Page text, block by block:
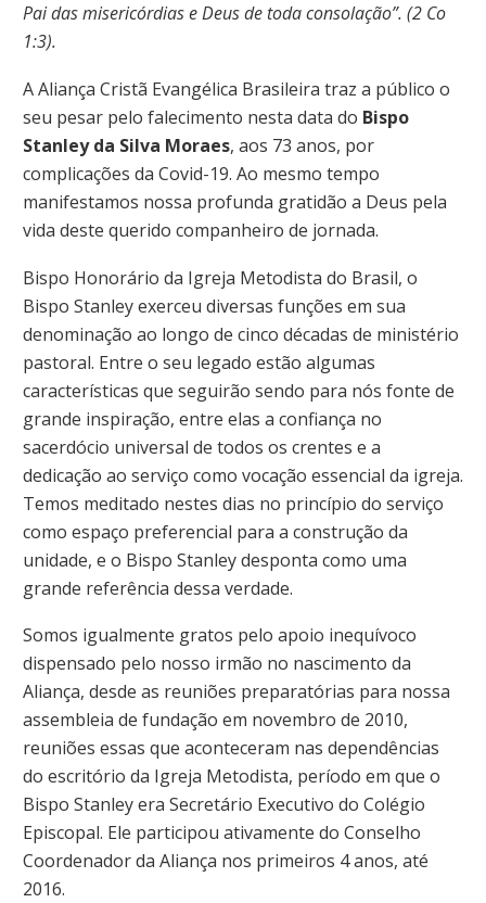
Pai das misericórdias e Deus de toda consolação”. (2 Co
1:3).
A Aliança Cristã Evangélica Brasileira traz a público o
seu pesar pelo falecimento nesta data do Bispo
Stanley da Silva Moraes, aos 73 anos, por
complicações da Covid-19. Ao mesmo tempo
manifestamos nossa profunda gratidão a Deus pela
vida deste querido companheiro de jornada.
Bispo Honorário da Igreja Metodista do Brasil, o
Bispo Stanley exerceu diversas funções em sua
denominação ao longo de cinco décadas de ministério
pastoral. Entre o seu legado estão algumas
características que seguirão sendo para nós fonte de
grande inspiração, entre elas a confiança no
sacerdócio universal de todos os crentes e a
dedicação ao serviço como vocação essencial da igreja.
Temos meditado nestes dias no princípio do serviço
como espaço preferencial para a construção da
unidade, e o Bispo Stanley desponta como uma
grande referência dessa verdade.
Somos igualmente gratos pelo apoio inequívoco
dispensado pelo nosso irmão no nascimento da
Aliança, desde as reuniões preparatórias para nossa
assembleia de fundação em novembro de 2010,
reuniões essas que aconteceram nas dependências
do escritório da Igreja Metodista, período em que o
Bispo Stanley era Secretário Executivo do Colégio
Episcopal. Ele participou ativamente do Conselho
Coordenador da Aliança nos primeiros 4 anos, até
2016.